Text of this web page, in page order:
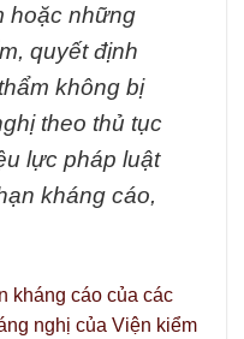
hoặc những
quyết định
không bị
theo thủ tục
lực pháp luật
kháng cáo,
kháng cáo của các
nghị của Viện kiểm